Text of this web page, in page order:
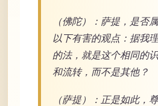
（佛陀）：萨提，是否
以下有害的观点：据我
的法，就是这个相同的
和流转，而不是其他？
（萨提）：正是如此，